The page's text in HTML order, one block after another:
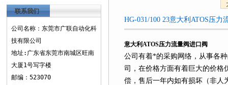
联系我们
公司名称：东莞市广联自动化科
技有限公司
地址:广东省东莞市南城区旺南
大厦1号写字楼
邮编：523070
HG-031/100 23意大利ATOS压
意大利ATOS压力流量阀进口阀
公司有着*的采购网络，从事各
司
， 在价格方面有着巨大的价格
偿，售后一年内如有损坏（非人